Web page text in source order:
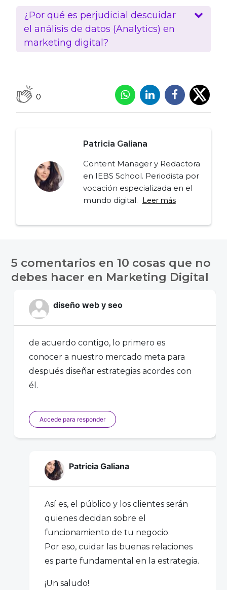
¿Por qué es perjudicial descuidar
el análisis de datos (Analytics) en
marketing digital?
0
Patricia Galiana
Content Manager y Redactora
en IEBS School. Periodista por
vocación especializada en el
mundo digital.
Leer más
de
entradas
5 comentarios en10 cosas que no
debes hacer en Marketing Digital
diseño web y seo
de acuerdo contigo, lo primero es
conocer a nuestro mercado meta para
después diseñar estrategias acordes con
él.
Accede para responder
Patricia Galiana
Así es, el público y los clientes serán
quienes decidan sobre el
funcionamiento de tu negocio.
Por eso, cuidar las buenas relaciones
es parte fundamental en la estrategia.
¡Un saludo!